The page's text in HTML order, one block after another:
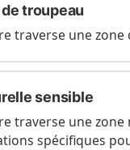
tournez le
par la
la veille est
de plusieurs jours :
troupeau
traverse une
sensible
traverse une
spécifiques